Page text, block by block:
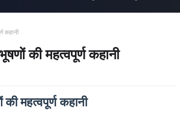
कहानी
की महत्वपूर्ण कहानी
महत्वपूर्ण कहानी